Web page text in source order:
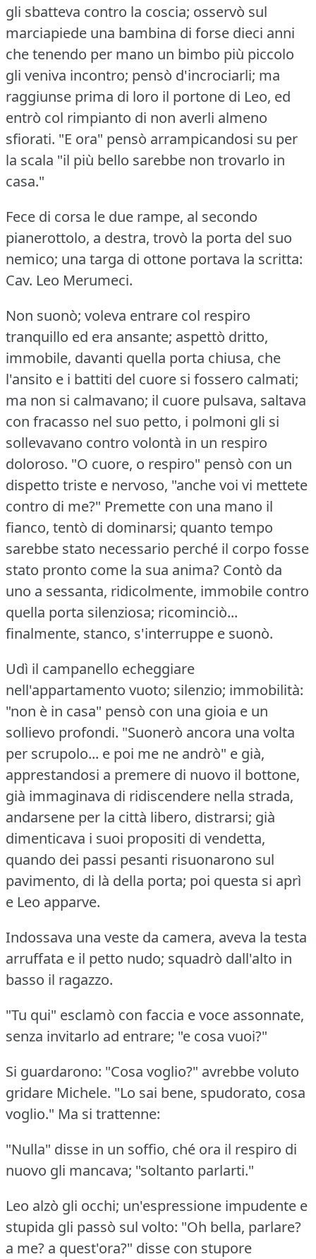
gli sbatteva contro la coscia; osservò sul
marciapiede una bambina di forse dieci anni
che tenendo per mano un bimbo più piccolo
gli veniva incontro; pensò d'incrociarli; ma
raggiunse prima di loro il portone di Leo, ed
entrò col rimpianto di non averli almeno
sfiorati. "E ora" pensò arrampicandosi su per
la scala "il più bello sarebbe non trovarlo in
casa."
Fece di corsa le due rampe, al secondo
pianerottolo, a destra, trovò la porta del suo
nemico; una targa di ottone portava la scritta:
Cav. Leo Merumeci.
Non suonò; voleva entrare col respiro
tranquillo ed era ansante; aspettò dritto,
immobile, davanti quella porta chiusa, che
l'ansito e i battiti del cuore si fossero calmati;
ma non si calmavano; il cuore pulsava, saltava
con fracasso nel suo petto, i polmoni gli si
sollevavano contro volontà in un respiro
doloroso. "O cuore, o respiro" pensò con un
dispetto triste e nervoso, "anche voi vi mettete
contro di me?" Premette con una mano il
fianco, tentò di dominarsi; quanto tempo
sarebbe stato necessario perché il corpo fosse
stato pronto come la sua anima? Contò da
uno a sessanta, ridicolmente, immobile contro
quella porta silenziosa; ricominciò...
finalmente, stanco, s'interruppe e suonò.
Udì il campanello echeggiare
nell'appartamento vuoto; silenzio; immobilità:
"non è in casa" pensò con una gioia e un
sollievo profondi. "Suonerò ancora una volta
per scrupolo... e poi me ne andrò" e già,
apprestandosi a premere di nuovo il bottone,
già immaginava di ridiscendere nella strada,
andarsene per la città libero, distrarsi; già
dimenticava i suoi propositi di vendetta,
quando dei passi pesanti risuonarono sul
pavimento, di là della porta; poi questa si aprì
e Leo apparve.
Indossava una veste da camera, aveva la testa
arruffata e il petto nudo; squadrò dall'alto in
basso il ragazzo.
"Tu qui" esclamò con faccia e voce assonnate,
senza invitarlo ad entrare; "e cosa vuoi?"
Si guardarono: "Cosa voglio?" avrebbe voluto
gridare Michele. "Lo sai bene, spudorato, cosa
voglio." Ma si trattenne:
"Nulla" disse in un soffio, ché ora il respiro di
nuovo gli mancava; "soltanto parlarti."
Leo alzò gli occhi; un'espressione impudente e
stupida gli passò sul volto: "Oh bella, parlare?
a me? a quest'ora?" disse con stupore